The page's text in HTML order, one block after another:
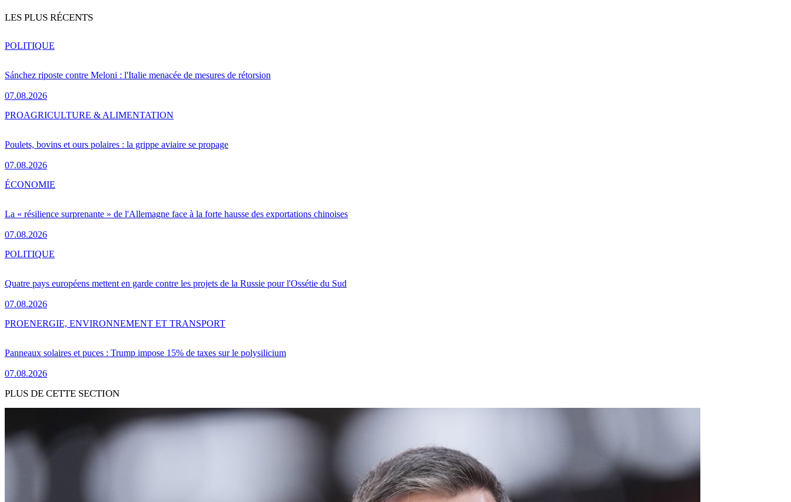
LES PLUS RÉCENTS
Sánchez riposte contre Meloni : l'Italie menacée de mesures de rétorsion
07.08.2026
POLITIQUE
Poulets, bovins et ours polaires : la grippe aviaire se propage
07.08.2026
PROAGRICULTURE & ALIMENTATION
La « résilience surprenante » de l'Allemagne face à la forte hausse des exportations chinoises
07.08.2026
ÉCONOMIE
Quatre pays européens mettent en garde contre les projets de la Russie pour l'Ossétie du Sud
07.08.2026
POLITIQUE
Panneaux solaires et puces : Trump impose 15% de taxes sur le polysilicium
07.08.2026
PROENERGIE, ENVIRONNEMENT ET TRANSPORT
PLUS DE CETTE SECTION